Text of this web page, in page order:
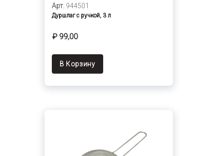
Арт. 944501
Дуршлаг с ручкой, 3 л
₽ 99,00
В Корзину